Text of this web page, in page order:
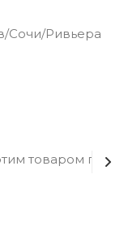
Сочи/Ривьера
товаром